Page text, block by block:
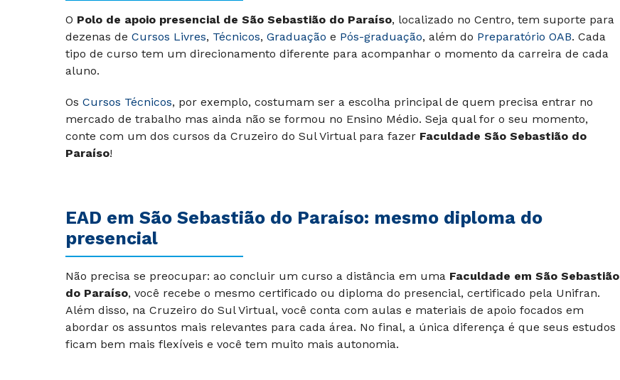
O Polo de apoio presencial de São Sebastião do Paraíso, localizado no Centro, tem suporte para
dezenas de Cursos Livres, Técnicos, Graduação e Pós-graduação, além do Preparatório OAB. Cada
tipo de curso tem um direcionamento diferente para acompanhar o momento da carreira de cada
aluno.
Os Cursos Técnicos, por exemplo, costumam ser a escolha principal de quem precisa entrar no
mercado de trabalho mas ainda não se formou no Ensino Médio. Seja qual for o seu momento,
conte com um dos cursos da Cruzeiro do Sul Virtual para fazer Faculdade São Sebastião do
Paraíso!
EAD em São Sebastião do Paraíso: mesmo diploma do
presencial
Não precisa se preocupar: ao concluir um curso a distância em uma Faculdade em São Sebastião
do Paraíso, você recebe o mesmo certificado ou diploma do presencial, certificado pela Unifran.
Além disso, na Cruzeiro do Sul Virtual, você conta com aulas e materiais de apoio focados em
abordar os assuntos mais relevantes para cada área. No final, a única diferença é que seus estudos
ficam bem mais flexíveis e você tem muito mais autonomia.